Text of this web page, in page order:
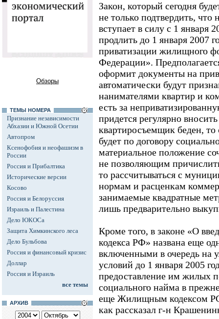
Обзоры
ТЕМЫ НОМЕРА
Признание независимости
Абхазии и Южной Осетии
Автопром
Ксенофобия и неофашизм в
России
Россия и Прибалтика
Исторические версии
Косово
Россия и Белоруссия
Израиль и Палестина
Дело ЮКОСа
Защита Химкинского леса
Дело Бульбова
Россия и финансовый кризис
Доллар
Россия и Израиль
все темы
АРХИВ
Закон, который сегодня
не только подтвердить,
вступает в силу с 1 января
продлить до 1 января 2007
приватизации жилищного
Федерации».
оформит документы на
автоматически будут
нанимателями квартир и
есть за
придется регулярно
квартиросъемщик беден,
будет по договору
материальное положение
не позволяющим
то рассчитываться с
нормам и расценкам
занимаемые квадратные
лишь предварительно
Кроме того, в законе «О
кодекса РФ» названа еще
включенными в очередь
условий до 1 января 2005
предоставление им жилых
социального найма в
еще Жилищным кодексом
как рассказал г-н